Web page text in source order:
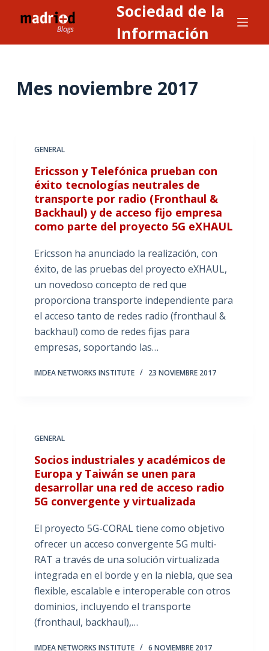
l
Sociedad de la
Información
Mes noviembre 2017
GENERAL
Ericsson y Telefónica prueban con
éxito tecnologías neutrales de
transporte por radio (Fronthaul &
Backhaul) y de acceso fijo empresa
como parte del proyecto 5G eXHAUL
Ericsson ha anunciado la realización, con
éxito, de las pruebas del proyecto eXHAUL,
un novedoso concepto de red que
proporciona transporte independiente para
el acceso tanto de redes radio (fronthaul &
backhaul) como de redes fijas para
empresas, soportando las…
IMDEA NETWORKS INSTITUTE 23 NOVIEMBRE 2017
GENERAL
Socios industriales y académicos de
Europa y Taiwán se unen para
desarrollar una red de acceso radio
5G convergente y virtualizada
El proyecto 5G-CORAL tiene como objetivo
ofrecer un acceso convergente 5G multi-
RAT a través de una solución virtualizada
integrada en el borde y en la niebla, que sea
flexible, escalable e interoperable con otros
dominios, incluyendo el transporte
(fronthaul, backhaul),…
IMDEA NETWORKS INSTITUTE 6 NOVIEMBRE 2017